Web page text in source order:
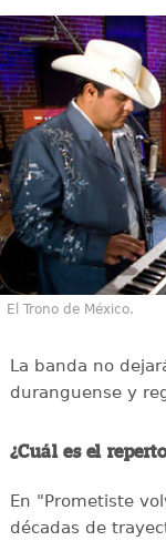
El Trono de México.
La banda no
duranguense y
¿Cuál es el
En "Prometiste
décadas de